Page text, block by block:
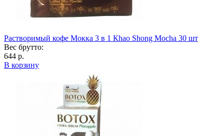
Растворимый кофе Мокка 3 в 1 Кhao Shong Mocha 30 шт
Вес брутто:
644 р.
В корзину